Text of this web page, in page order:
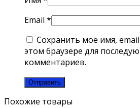
Email *
Сохранить моё имя, email
этом браузере для
комментариев.
Похожие товары